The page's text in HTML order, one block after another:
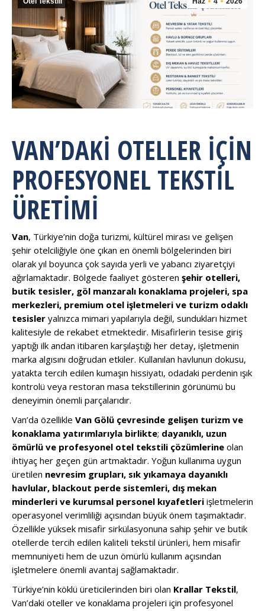
VAN’DAKI OTELLER İÇIN
PROFESYONEL TEKSTIL
ÜRETIMI
Van, Türkiye’nin doğa turizmi, kültürel mirası ve gelişen
şehir otelciliğiyle öne çıkan en önemli bölgelerinden biri
olarak yıl boyunca çok sayıda yerli ve yabancı ziyaretçiyi
ağırlamaktadır. Bölgede faaliyet gösteren şehir otelleri,
butik tesisler, göl manzaralı konaklama projeleri, spa
merkezleri, premium otel işletmeleri ve turizm odaklı
tesisler yalnızca mimari yapılarıyla değil, sundukları hizmet
kalitesiyle de rekabet etmektedir. Misafirlerin tesise giriş
yaptığı ilk andan itibaren karşılaştığı her detay, işletmenin
marka algısını doğrudan etkiler. Kullanılan havlunun dokusu,
yatakta tercih edilen kumaşın hissiyatı, odadaki perdenin ışık
kontrolü veya restoran masa tekstillerinin görünümü bu
deneyimin önemli parçalarıdır.
Van’da özellikle Van Gölü çevresinde gelişen turizm ve
konaklama yatırımlarıyla birlikte; dayanıklı, uzun
ömürlü ve profesyonel otel tekstili çözümlerine olan
ihtiyaç her geçen gün artmaktadır. Yoğun kullanıma uygun
üretilen nevresim grupları, sık yıkamaya dayanıklı
havlular, blackout perde sistemleri, dış mekan
minderleri ve kurumsal personel kıyafetleri işletmelerin
operasyonel verimliliği açısından büyük önem taşımaktadır.
Özellikle yüksek misafir sirkülasyonuna sahip şehir ve butik
otellerde tercih edilen kaliteli tekstil ürünleri, hem misafir
memnuniyeti hem de uzun ömürlü kullanım açısından
işletmelere önemli avantaj sağlamaktadır.
Türkiye’nin köklü üreticilerinden biri olan Krallar Tekstil,
Van’daki oteller ve konaklama projeleri için profesyonel